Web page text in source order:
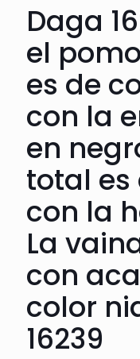
Daga
el
es de
con la
en
total es
con la
La
con
color
16239